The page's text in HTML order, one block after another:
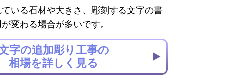
いる石材や大きさ、彫刻する文字の書
変わる場合が多いです。
字の追加彫り工事の
相場を詳しく見る